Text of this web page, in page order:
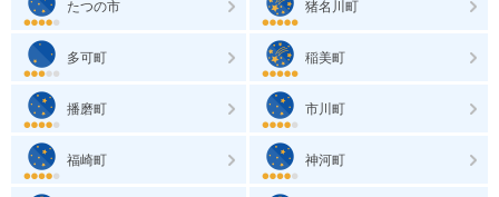
たつの市 猪名川町
多可町 稲美町
播磨町 市川町
福崎町 神河町